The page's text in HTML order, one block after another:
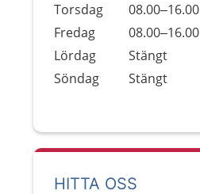
Torsdag
08.00–16.00
Fredag
08.00–16.00
Lördag
Stängt
Söndag
Stängt
HITTA OSS